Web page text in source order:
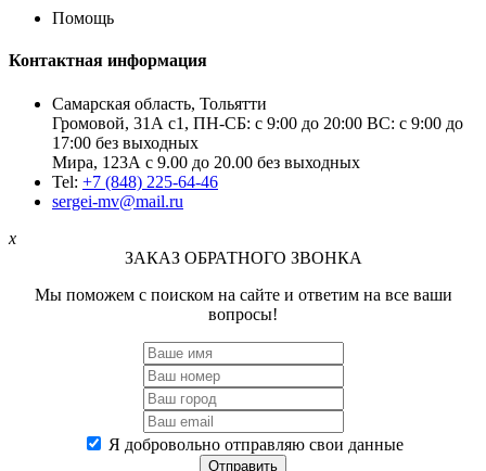
Помощь
Контактная информация
Самарская область, Тольятти
Громовой, 31А с1, ПН-СБ: с 9:00 до 20:00 ВС: с 9:00 до
17:00 без выходных
Мира, 123А с 9.00 до 20.00 без выходных
Tel: +7 (848) 225-64-46
sergei-mv@mail.ru
x
ЗАКАЗ ОБРАТНОГО ЗВОНКА
Мы поможем с поиском на сайте и ответим на все ваши
вопросы!
Я добровольно отправляю свои данные
Отправить